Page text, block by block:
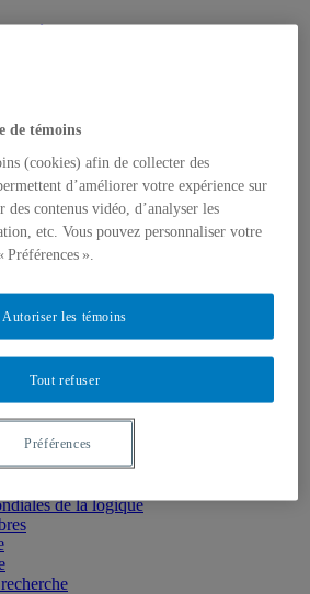
de 2e cycle
de 3e cycle
computationnelles
Colloques
de la logique
de témoins
(cookies) afin de collecter des
d’améliorer votre expérience sur
des contenus vidéo, d’analyser les
etc. Vous pouvez personnaliser votre
».
Tout refuser
Autoriser les témoins
Préférences